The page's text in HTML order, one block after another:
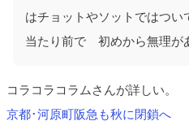
はチョットやソットではつい
当たり前で 初めから無理が
コラコラコラムさんが詳しい。
京都･河原町阪急も秋に閉鎖へ